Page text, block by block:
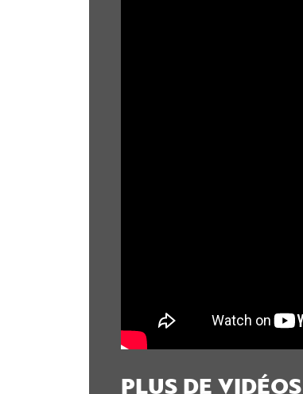
PLUS DE VIDÉOS